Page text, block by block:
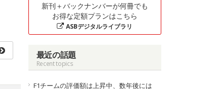
新刊＋バックナンバーが何冊でも
お得な定額プランはこちら
ASBデジタルライブラリ
最近の話題
Recent topics
F1チームの評価額は上昇中、数年後には